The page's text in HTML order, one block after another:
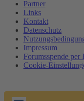
Partner
Links
Kontakt
Datenschutz
Impressum
Forumsspende per
Cookie-